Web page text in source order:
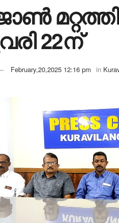
22ന്
February,20,2025 12:16 pm in